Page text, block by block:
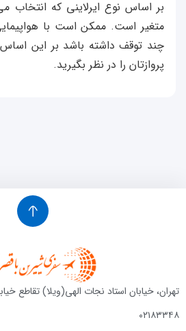
بر اساس نوع ایرلاینی که انتخاب
متغیر است. ممکن است با
چند توقف داشته باشد بر این
پروازتان را در نظر بگیرید.
تهران، خیابان استاد نجات الهی(ویلا) تقاطع
۰۲۱۸۳۳۴۸